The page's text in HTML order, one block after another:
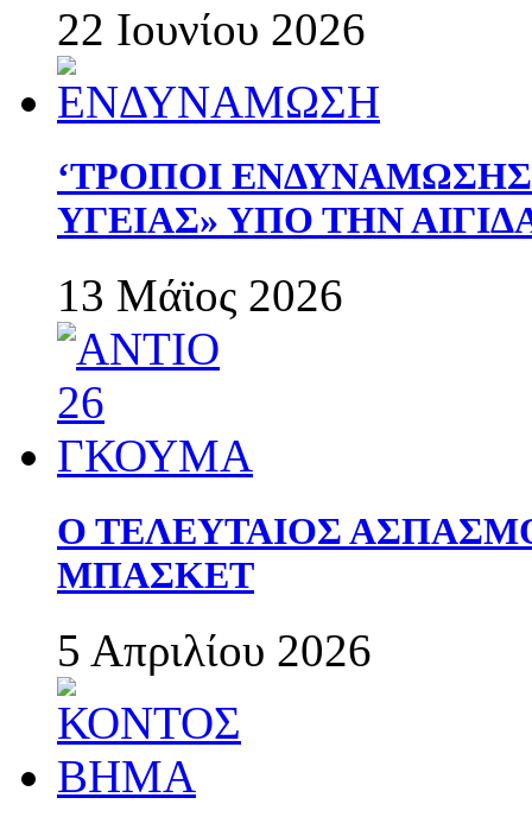
22 Ιουνίου 2026
‘ΤΡΟΠΟΙ
ΥΓΕΙΑΣ» ΥΠΟ ΤΗΝ
13 Μάϊος 2026
Ο ΤΕΛΕΥΤΑΙΟΣ
ΜΠΑΣΚΕΤ
5 Απριλίου 2026